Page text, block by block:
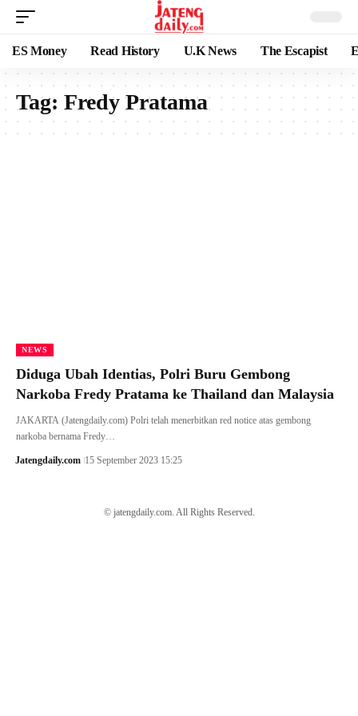
ES Money Read History U.K News The Escapist
Tag: Fredy Pratama
NEWS
Diduga Ubah Identias, Polri Buru Gembong
Narkoba Fredy Pratama ke Thailand dan Malaysia
JAKARTA (Jatengdaily.com) Polri telah menerbitkan red notice atas gembong
narkoba bernama Fredy…
Jatengdaily.com 15 September 2023 15:25
© jatengdaily.com. All Rights Reserved.